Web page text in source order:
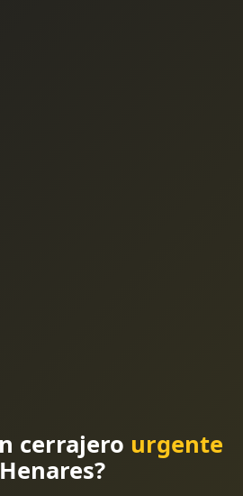
cerrajero urgente